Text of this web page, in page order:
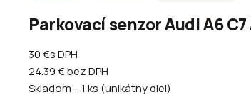
Parkovací senzor Audi A6 C7
30 €s DPH
24.39 €bez DPH
Skladom – 1 ks (unikátny diel)